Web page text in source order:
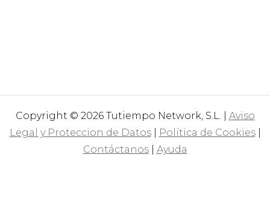
Copyright © 2026 Tutiempo Network, S.L. | Aviso
Legal y Proteccion de Datos| Política de Cookies|
Contáctanos| Ayuda